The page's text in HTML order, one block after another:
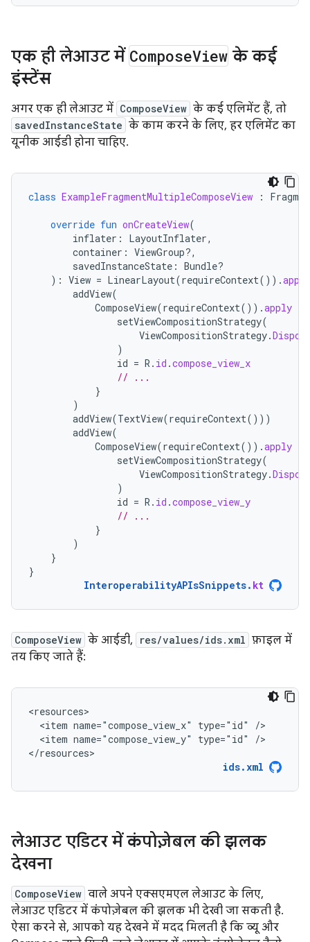
एक ही लेआउट में ComposeView के कई
इंस्टेंस
अगर एक ही लेआउट में ComposeView के कई एलिमेंट हैं, तो
savedInstanceState के काम करने के लिए, हर एलिमेंट का
यूनीक आईडी होना चाहिए.
class ExampleFragmentMultipleComposeView :
override fun onCreateView(
inflater : LayoutInflater,
container : ViewGroup?,
savedInstanceState : Bundle?
): View = LinearLayout(requireContext()).apply
addView(
ComposeView(requireContext()).apply
setViewCompositionStrategy(
ViewCompositionStrategy.
)
id = R . id .compose_view_x
// ...
}
)
addView(TextView(requireContext()))
addView(
ComposeView(requireContext()).apply
setViewCompositionStrategy(
ViewCompositionStrategy.
)
id = R . id .compose_view_y
// ...
}
)
}
}
InteroperabilityAPIsSnippets. kt
ComposeView के आईडी, res/values/ids.xml फ़ाइल में
तय किए जाते हैं:
<item name="compose_view_x" type="id"
<item name="compose_view_y" type="id"
/>
</resources>
ids.xml
लेआउट एडिटर में कंपोज़ेबल की झलक
देखना
ComposeView वाले अपने एक्सएमएल लेआउट के लिए,
लेआउट एडिटर में कंपोज़ेबल की झलक भी देखी जा सकती है.
ऐसा करने से, आपको यह देखने में मदद मिलती है कि व्यू और